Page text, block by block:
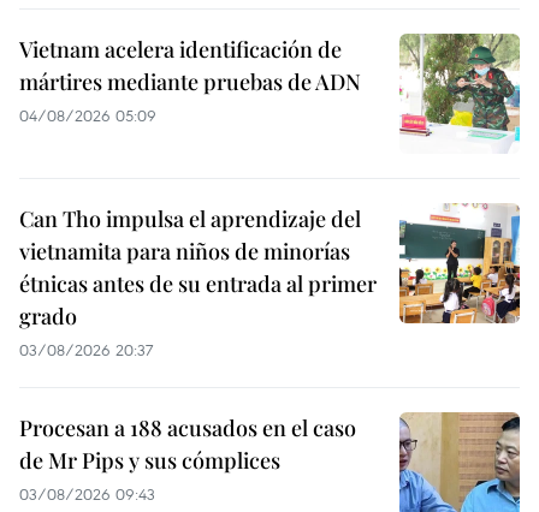
Vietnam acelera identificación de
mártires mediante pruebas de ADN
04/08/2026 05:09
Can Tho impulsa el aprendizaje del
vietnamita para niños de minorías
étnicas antes de su entrada al primer
grado
03/08/2026 20:37
Procesan a 188 acusados en el caso
de Mr Pips y sus cómplices
03/08/2026 09:43